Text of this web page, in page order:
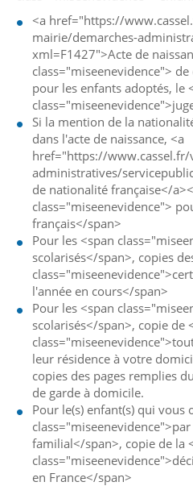
<a href="https://
mairie/demarches-
xml=F1427">Acte de
class="miseenevidence">
pour les enfants adoptés, le
Si la mention de la
dans l'acte de naissance, <a
href="https://
administratives/
de nationalité française</
class="miseenevidence">
français</span>
Pour les <span
scolarisés</span>, copies
l'année en cours</span>
Pour les <span
scolarisés</span>, copie de
leur résidence à votre
copies des pages remplies
de garde à domicile.
Pour le(s) enfant(s) qui vous
familial</span>, copie de la
en France</span>